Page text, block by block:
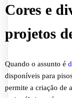
Cores e
projetos
Quando o assunto é
disponíveis para
permite a criação de